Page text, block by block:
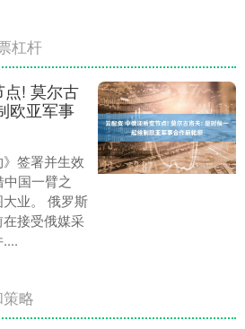
杠杆
点! 莫尔古
欧亚军事
》签署并生效
国一臂之
业。 俄罗斯
接受俄媒采
略